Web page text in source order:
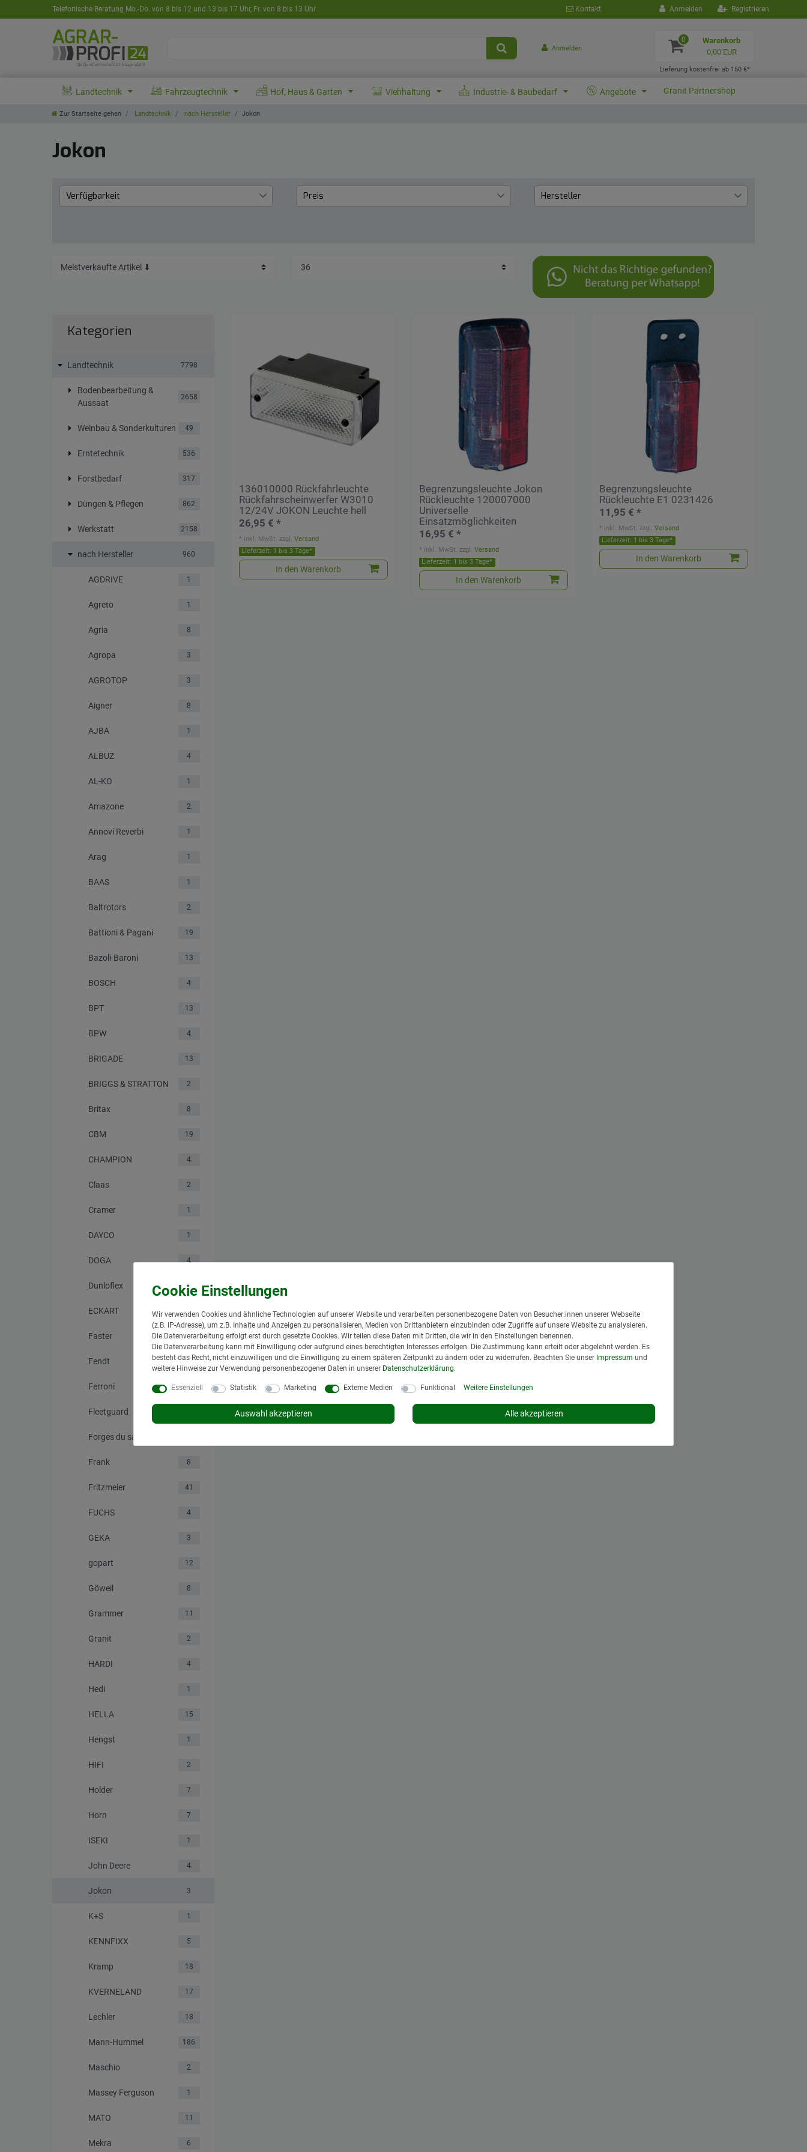
Telefonische Beratung Mo.-Do. von 8 bis 12 und 13 bis 17 Uhr, Fr. von 8 bis 13 Uhr Kontakt Anmelden Registrieren
Anmelden
0
Warenkorb
0,00 EUR
Lieferung kostenfrei ab 150 €*
Landtechnik Fahrzeugtechnik Hof, Haus & Garten Viehhaltung Industrie- & Baubedarf Angebote Granit Partnershop
Zur Startseite gehen Landtechnik nach Hersteller Jokon
Jokon
Verfügbarkeit Preis Hersteller
Kategorien
Landtechnik 7798
Bodenbearbeitung &
Aussaat
2658
Weinbau & Sonderkulturen 49
Erntetechnik 536
Forstbedarf 317
Düngen & Pflegen 862
Werkstatt 2158
nach Hersteller 960
AGDRIVE 1
Agreto 1
Agria 8
Agropa 3
AGROTOP 3
Aigner 8
AJBA 1
ALBUZ 4
AL-KO 1
Amazone 2
Annovi Reverbi 1
Arag 1
BAAS 1
Baltrotors 2
Battioni & Pagani 19
Bazoli-Baroni 13
BOSCH 4
BPT 13
BPW 4
BRIGADE 13
BRIGGS & STRATTON 2
Britax 8
CBM 19
CHAMPION 4
Claas 2
Cramer 1
DAYCO 1
DOGA 4
Dunloflex 3
ECKART 2
Faster 7
Fendt 4
Ferroni 1
Fleetguard
Forges du saut du tarn
Frank 8
Fritzmeier 41
FUCHS 4
GEKA 3
gopart 12
Göweil 8
Grammer 11
Granit 2
HARDI 4
Hedi 1
HELLA 15
Hengst 1
HIFI 2
Holder 7
Horn 7
ISEKI 1
John Deere 4
Jokon 3
K+S 1
KENNFIXX 5
Kramp 18
KVERNELAND 17
Lechler 18
Mann-Hummel 186
Maschio 2
Massey Ferguson 1
MATO 11
Mekra 6
136010000 Rückfahrleuchte
Rückfahrscheinwerfer W3010
12/24V JOKON Leuchte hell
26,95 € *
Lieferzeit: 1 bis 3 Tage*
In den Warenkorb
* inkl. MwSt. zzgl.Versand
Begrenzungsleuchte Jokon
Rückleuchte 120007000
Universelle
Einsatzmöglichkeiten
16,95 € *
Lieferzeit: 1 bis 3 Tage*
In den Warenkorb
* inkl. MwSt. zzgl.Versand
Begrenzungsleuchte
Rückleuchte E1 0231426
11,95 € *
Lieferzeit: 1 bis 3 Tage*
In den Warenkorb
* inkl. MwSt. zzgl.Versand
Wir verwenden Cookies und ähnliche Technologien auf unserer Website und verarbeiten personenbezogene Daten von Besucher:innen unserer Webseite
(z.B. IP-Adresse), um z.B. Inhalte und Anzeigen zu personalisieren, Medien von Drittanbietern einzubinden oder Zugriffe auf unsere Website zu analysieren.
Die Datenverarbeitung erfolgt erst durch gesetzte Cookies. Wir teilen diese Daten mit Dritten, die wir in den Einstellungen benennen.
Die Datenverarbeitung kann mit Einwilligung oder aufgrund eines berechtigten Interesses erfolgen. Die Zustimmung kann erteilt oder abgelehnt werden. Es
besteht das Recht, nicht einzuwilligen und die Einwilligung zu einem späteren Zeitpunkt zu ändern oder zu widerrufen. Beachten Sie unser Impressum und
weitere Hinweise zur Verwendung personenbezogener Daten in unserer Daten­schutz­erklärung.
Essenziell Statistik Marketing Externe Medien Funktional Weitere Einstellungen
Alle akzeptieren
Auswahl akzeptieren